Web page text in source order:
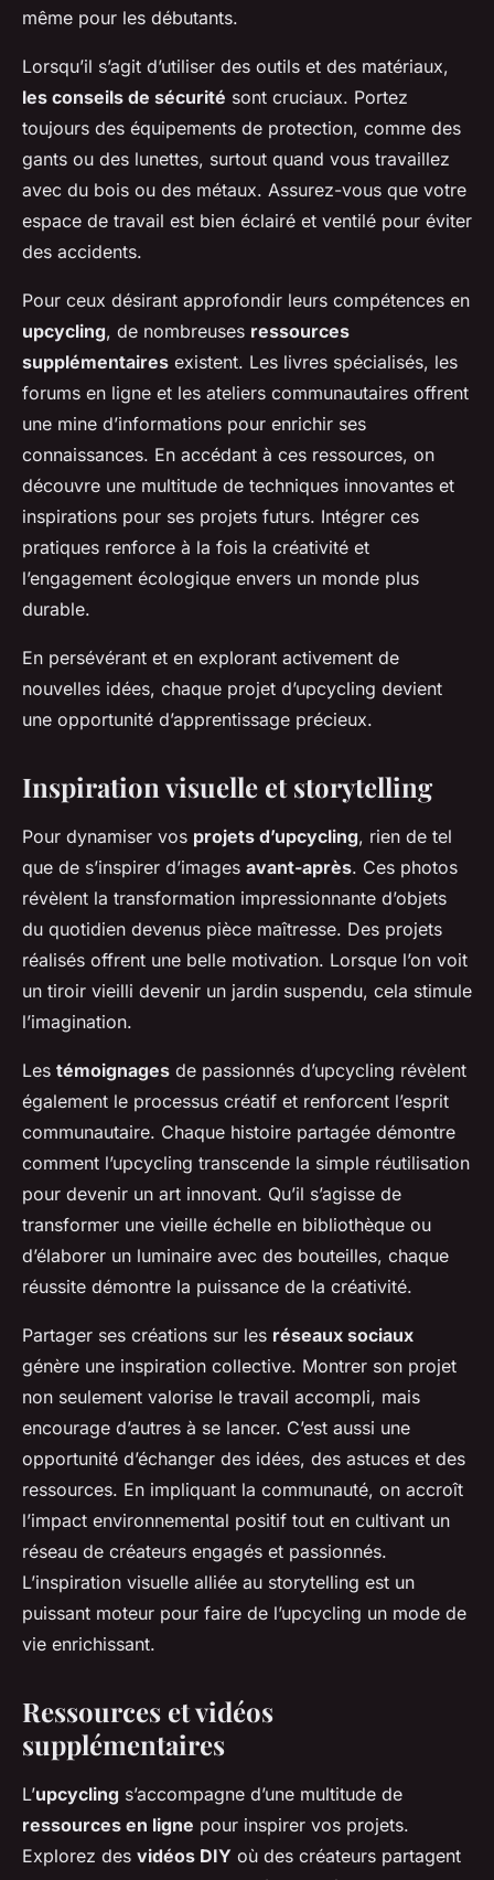
même pour les débutants.
Lorsqu’il s’agit d’utiliser des outils et des matériaux,
les conseils de sécurité sont cruciaux. Portez
toujours des équipements de protection, comme des
gants ou des lunettes, surtout quand vous travaillez
avec du bois ou des métaux. Assurez-vous que votre
espace de travail est bien éclairé et ventilé pour éviter
des accidents.
Pour ceux désirant approfondir leurs compétences en
upcycling, de nombreuses ressources
supplémentaires existent. Les livres spécialisés, les
forums en ligne et les ateliers communautaires offrent
une mine d’informations pour enrichir ses
connaissances. En accédant à ces ressources, on
découvre une multitude de techniques innovantes et
inspirations pour ses projets futurs. Intégrer ces
pratiques renforce à la fois la créativité et
l’engagement écologique envers un monde plus
durable.
En persévérant et en explorant activement de
nouvelles idées, chaque projet d’upcycling devient
une opportunité d’apprentissage précieux.
Inspiration visuelle et storytelling
Pour dynamiser vos projets d’upcycling, rien de tel
que de s’inspirer d’images avant-après. Ces photos
révèlent la transformation impressionnante d’objets
du quotidien devenus pièce maîtresse. Des projets
réalisés offrent une belle motivation. Lorsque l’on voit
un tiroir vieilli devenir un jardin suspendu, cela stimule
l’imagination.
Les témoignages de passionnés d’upcycling révèlent
également le processus créatif et renforcent l’esprit
communautaire. Chaque histoire partagée démontre
comment l’upcycling transcende la simple réutilisation
pour devenir un art innovant. Qu’il s’agisse de
transformer une vieille échelle en bibliothèque ou
d’élaborer un luminaire avec des bouteilles, chaque
réussite démontre la puissance de la créativité.
Partager ses créations sur les réseaux sociaux
génère une inspiration collective. Montrer son projet
non seulement valorise le travail accompli, mais
encourage d’autres à se lancer. C’est aussi une
opportunité d’échanger des idées, des astuces et des
ressources. En impliquant la communauté, on accroît
l’impact environnemental positif tout en cultivant un
réseau de créateurs engagés et passionnés.
L’inspiration visuelle alliée au storytelling est un
puissant moteur pour faire de l’upcycling un mode de
vie enrichissant.
Ressources et vidéos
supplémentaires
L’upcycling s’accompagne d’une multitude de
ressources en ligne pour inspirer vos projets.
Explorez des vidéos DIY où des créateurs partagent